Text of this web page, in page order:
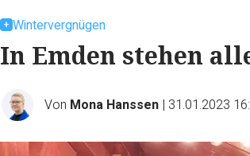
Wintervergnügen
In Emden stehen
Von Mona Hanssen | 31.01.2023